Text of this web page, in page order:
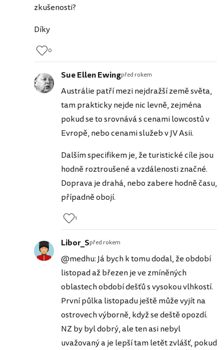
zkušenosti?
Díky
0
Sue Ellen Ewingpřed rokem
Austrálie patří mezi nejdražší země světa,
tam prakticky nejde nic levně, zejména
pokud se to srovnává s cenami lowcostů v
Evropě, nebo cenami služeb v JV Asii.
Dalším specifikem je, že turistické cíle jsou
hodně roztroušené a vzdálenosti značné.
Doprava je drahá, nebo zabere hodně času,
případně obojí.
1
Libor_Spřed rokem
@medhu: Já bych k tomu dodal, že období
listopad až březen je ve zmíněných
oblastech období dešťů s vysokou vlhkostí.
První půlka listopadu ještě může vyjít na
ostrovech výborně, když se deště opozdí.
NZ by byl dobrý, ale ten asi nebyl
uvažovaný a je lepší tam letět zvlášť, pokud